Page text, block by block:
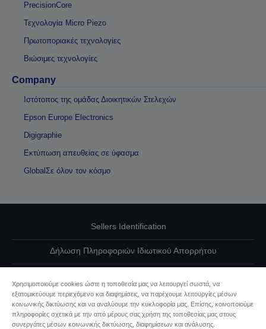
PrecisionCore
Τεχνολογία Micro Piezo
Πρωτοποριακές τεχνολογίες
Βιώσιμες τεχνολογίες
Company
Ιστότοπος της ομάδας Διοικητικών Στελεχών
Epson Europe Electronics
Digigraphie
Εκτύπωση απευθείας σε ύφασμα
GlobalΣε όλον τον κόσμο
Sellers Identification
Δήλωση Πληροφοριών Ιδιωτικού Απορρήτου
Επικοινωνήστε μαζί μας για τα δεδομένα σας
Πληροφορίες σχετικά με τα cookie
Χρησιμοποιούμε cookies ώστε η τοποθεσία μας να λειτουργεί σωστά, να
εξατομικεύουμε περιεχόμενο και διαφημίσεις, να παρέχουμε λειτουργίες μέσων
κοινωνικής δικτύωσης και να αναλύουμε την κυκλοφορία μας. Επίσης, κοινοποιούμε
πληροφορίες σχετικά με την από μέρους σας χρήση της τοποθεσίας μας στους
συνεργάτες μέσων κοινωνικής δικτύωσης, διαφημίσεων και ανάλυσης.